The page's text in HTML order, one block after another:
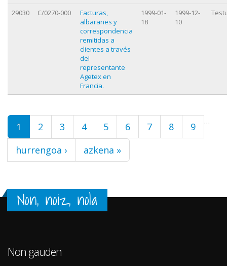
29030 C/0270-000
Facturas,
albaranes y
correspondencia
remitidas a
clientes a través
del
representante
Agetex en
Francia.
1999-01-
18
1999-12-
10
Orriak
1 2 3 4 5 6 7 8 9 …
hurrengoa › azkena »
Non, noiz, nola
Non gauden